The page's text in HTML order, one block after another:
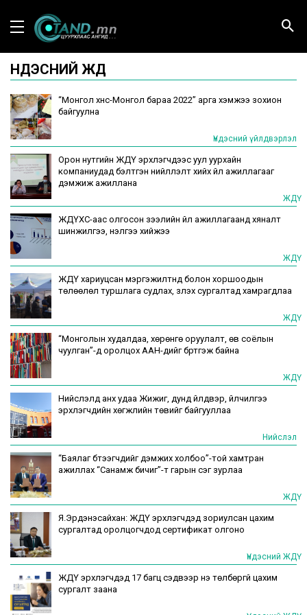
ҮНДЭСНИЙ ЖДҮ
“Монгол хүнс-Монгол бараа 2022” арга хэмжээ зохион
байгуулна
Үндэсний үйлдвэрлэл
Орон нутгийн ЖДҮ эрхлэгчдээс уул уурхайн
компаниудад бэлтгэн нийлүүлэлт хийх үйл ажиллагааг
дэмжиж ажиллана
ЖДҮ
ЖДҮХС-аас олгосон зээлийн үйл ажиллагаанд хяналт
шинжилгээ, үнэлгээ хийжээ
ЖДҮ
ЖДҮ хариуцсан мэргэжилтнүүд болон хоршоодын
төлөөлөл туршлага судлах, үзүүлэх сургалтад хамрагдлаа
ЖДҮ
“Монголын худалдаа, хөрөнгө оруулалт, өв соёлын
чуулган”-д оролцох ААН-үүдийг бүртгэж байна
ЖДҮ
Нийслэлд анх удаа Жижиг, дунд үйлдвэр, үйлчилгээ
эрхлэгчдийн хөгжлийн төвийг байгууллаа
Нийслэл
“Баялаг бүтээгчдийг дэмжих холбоо”-той хамтран
ажиллах “Санамж бичиг”-т гарын үсэг зурлаа
ЖДҮ
Я.Эрдэнэсайхан: ЖДҮ эрхлэгчдэд зориулсан цахим
сургалтад оролцогчдод сертификат олгоно
Үндэсний ЖДҮ
ЖДҮ эрхлэгчдэд 17 багц сэдвээр үнэ төлбөргүй цахим
сургалт заана